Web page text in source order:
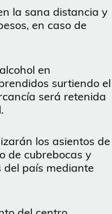
la sana distancia y
en caso de
en
surtiendo el
será retenida
los asientos de
de cubrebocas y
del país mediante